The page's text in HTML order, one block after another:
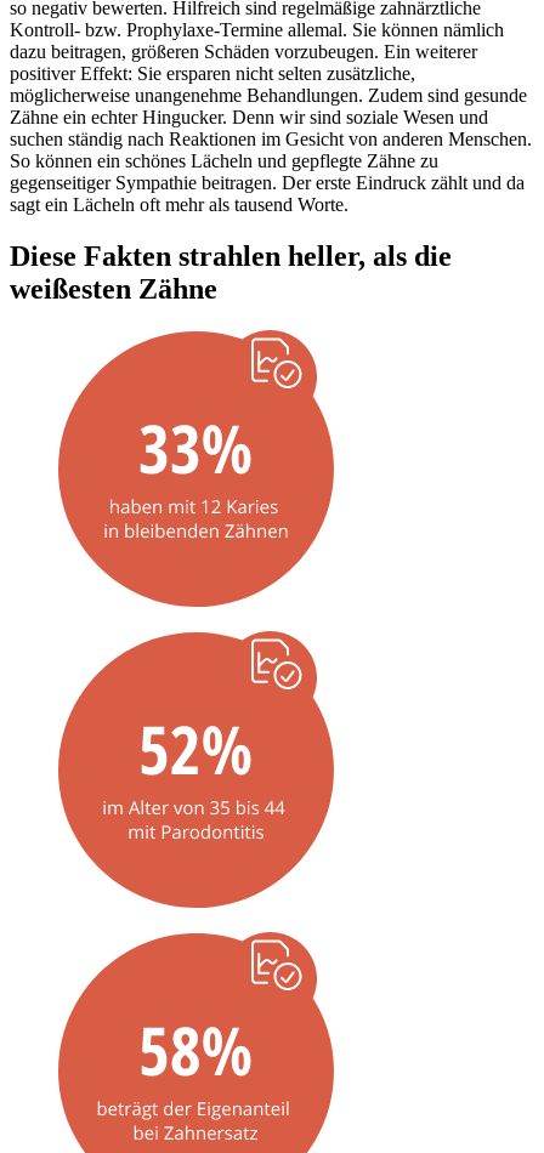
so negativ bewerten. Hilfreich sind regelmäßige zahnärztliche
Kontroll- bzw. Prophylaxe-Termine allemal. Sie können nämlich
dazu beitragen, größeren Schäden vorzubeugen. Ein weiterer
positiver Effekt: Sie ersparen nicht selten zusätzliche,
möglicherweise unangenehme Behandlungen. Zudem sind gesunde
Zähne ein echter Hingucker. Denn wir sind soziale Wesen und
suchen ständig nach Reaktionen im Gesicht von anderen Menschen.
So können ein schönes Lächeln und gepflegte Zähne zu
gegenseitiger Sympathie beitragen. Der erste Eindruck zählt und da
sagt ein Lächeln oft mehr als tausend Worte.
Diese Fakten strahlen heller, als die
weißesten Zähne